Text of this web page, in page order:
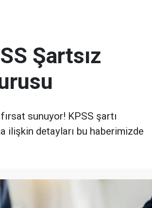
Şartsız
sunuyor! KPSS şartı
ilişkin detayları bu haberimizde